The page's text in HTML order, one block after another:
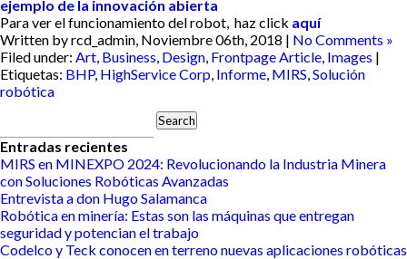
ejemplo de la innovación abierta
Para ver el funcionamiento del robot, haz click aquí
Written by rcd_admin, Noviembre 06th, 2018 | No Comments »
Filed under: Art, Business, Design, Frontpage Article, Images |
Etiquetas: BHP, HighService Corp, Informe, MIRS,Solución
robótica
Entradas recientes
MIRS en MINEXPO 2024: Revolucionando la Industria Minera
con Soluciones Robóticas Avanzadas
Entrevista a don Hugo Salamanca
Robótica en minería: Estas son las máquinas que entregan
seguridad y potencian el trabajo
Codelco y Teck conocen en terreno nuevas aplicaciones robóticas